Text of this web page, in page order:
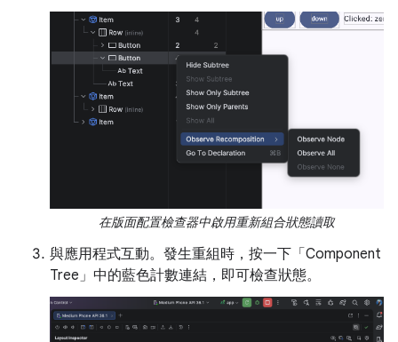
在版面配置檢查器中啟用重新組合狀態讀取
與應用程式互動。發生重組時，按一下「Component
Tree」中的藍色計數連結，即可檢查狀態。